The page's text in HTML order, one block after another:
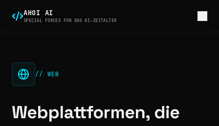
AHOI AI
SPECIAL FORCES FÜR DAS KI-ZEITALTER
// WEB
Webplattformen, die